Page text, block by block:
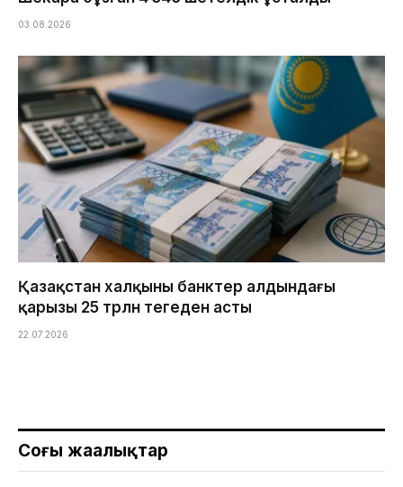
03.08.2026
Қазақстан халқының банктер алдындағы
қарызы 25 трлн теңгеден асты
22.07.2026
Соңғы жаңалықтар